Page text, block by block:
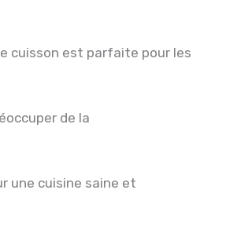
cuisson est parfaite pour les
de la
une cuisine saine et